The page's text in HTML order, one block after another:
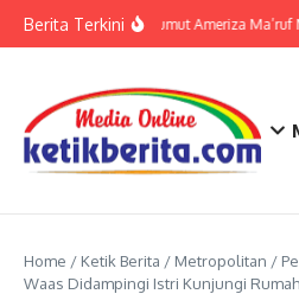
Berita TerkiniKPwBI Sumut Ameriza
Home / Ketik Berita / Metropolitan /
Waas Didampingi Istri Kunjungi